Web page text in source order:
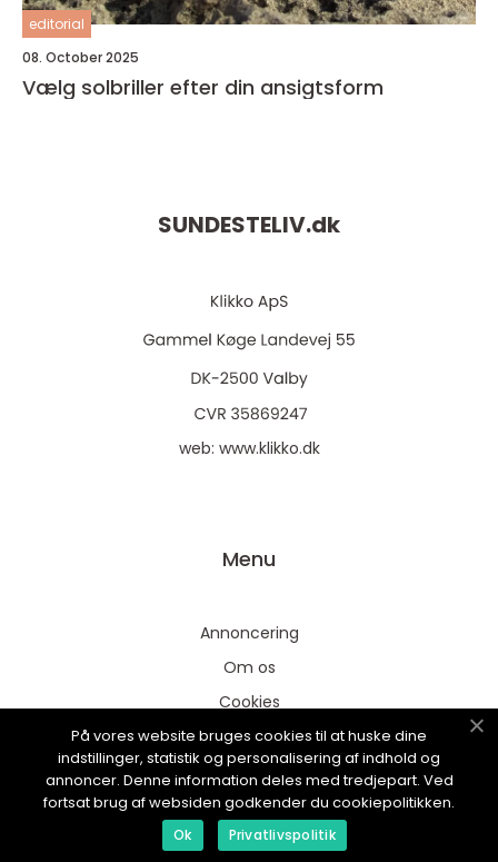
editorial
08. October 2025
Vælg solbriller efter din ansigtsform
SUNDESTELIV.dk
web: www.klikko.dk
Menu
Annoncering
Om os
Cookies
Kontakt os
Sitemap
På vores website bruges cookies til at huske dine
indstillinger, statistik og personalisering af indhold og
annoncer. Denne information deles med tredjepart. Ved
fortsat brug af websiden godkender du cookiepolitikken.
Ok Privatlivspolitik